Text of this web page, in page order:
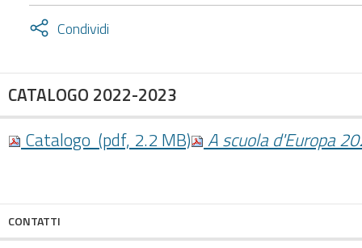
Condividi
Attiva
CATALOGO 2022-2023
Catalogo (pdf, 2.2 MB)
A scuola d'Europa
CONTATTI